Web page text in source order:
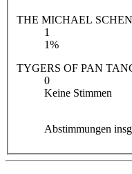
THE MICHAEL
1
1%
TYGERS OF PAN
0
Keine Stimmen
Abstimmungen